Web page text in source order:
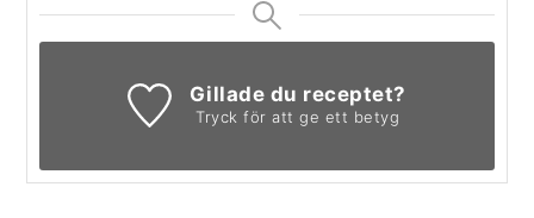
Gillade du receptet?
Tryck för att ge ett betyg